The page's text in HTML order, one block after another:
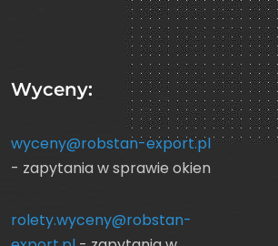
Wyceny:
wyceny@robstan-export.pl
- zapytania w sprawie okien
rolety.wyceny@robstan-